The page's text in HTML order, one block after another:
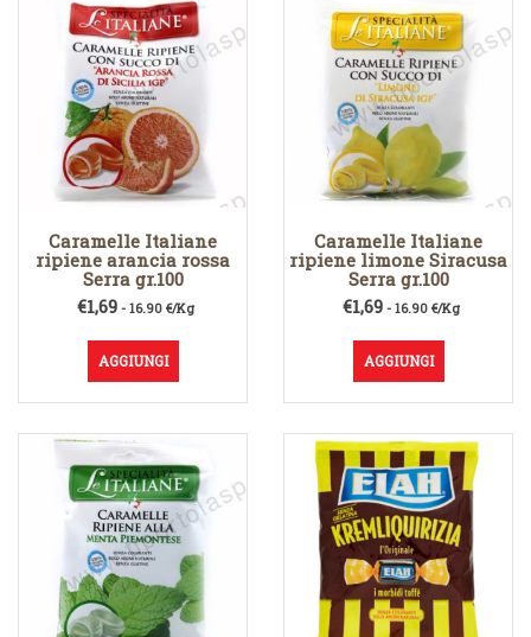
Caramelle Italiane
ripiene arancia rossa
Serra gr.100
€1,69 - 16.90 €/Kg
AGGIUNGI
Caramelle Italiane
ripiene limone Siracusa
Serra gr.100
€1,69 - 16.90 €/Kg
AGGIUNGI